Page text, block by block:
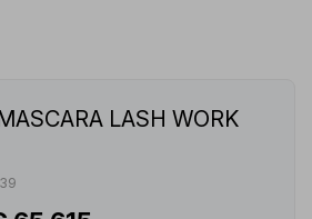
LASH WORK